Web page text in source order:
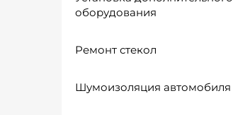
оборудования
Ремонт стекол
Шумоизоляция автомобиля